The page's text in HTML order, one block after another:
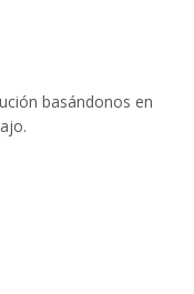
basándonos en